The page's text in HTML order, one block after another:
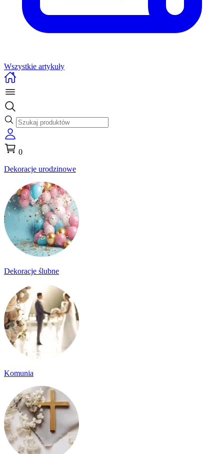
Wszystkie artykuły
0
Dekoracje urodzinowe
Dekoracje ślubne
Komunia